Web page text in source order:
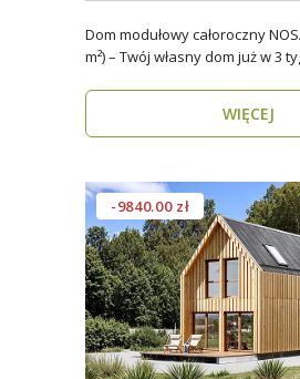
Dom modułowy całoroczny
m²) – Twój własny dom już w 3
WIĘCEJ
-9840.00 zł